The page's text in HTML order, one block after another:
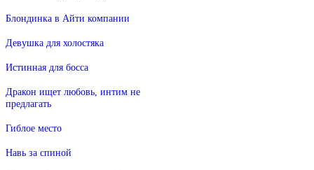
Блондинка в Айти компании
Девушка для холостяка
Истинная для босса
Дракон ищет любовь, интим не
предлагать
Гиблое место
Навь за спиной